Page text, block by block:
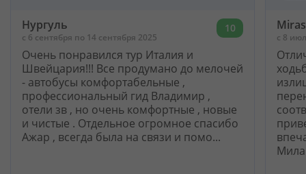
Нургуль
c 6 сентября по 14 сентября 2025
10
Очень понравился тур Италия и
Швейцария!!! Все продумано до мелочей
- автобусы комфортабельные ,
профессиональный гид Владимир ,
отели зв , но очень комфортные , новые
и чистые . Отдельное огромное спасибо
Ажар , всегда была на связи и помо...
Miras
c 8